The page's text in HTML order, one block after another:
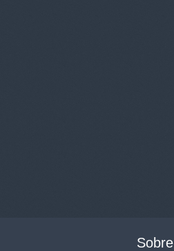
Sobre